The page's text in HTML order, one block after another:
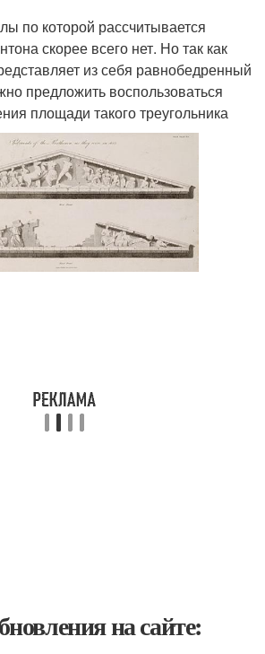
по которой рассчитывается
скорее всего нет. Но так как
из себя равнобедренный
предложить воспользоваться
площади такого треугольника
на сайте: